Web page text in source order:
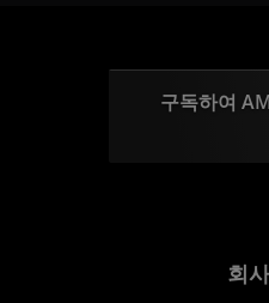
구독하여
회사